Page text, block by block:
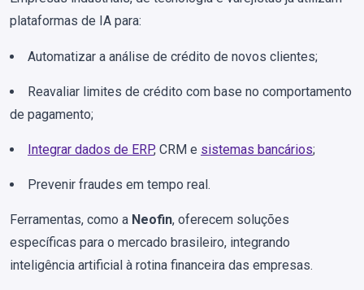
plataformas de IA para:
Automatizar a análise de crédito de novos clientes;
Reavaliar limites de crédito com base no comportamento
de pagamento;
Integrar dados de ERP, CRM e sistemas bancários;
Prevenir fraudes em tempo real.
Ferramentas, como a Neofin, oferecem soluções
específicas para o mercado brasileiro, integrando
inteligência artificial à rotina financeira das empresas.